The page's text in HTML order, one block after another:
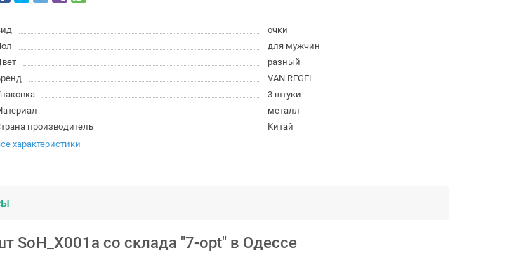
очки
для мужчин
разный
VAN REGEL
3 штуки
металл
производитель
Китай
характеристики
со склада "7-opt" в Одессе